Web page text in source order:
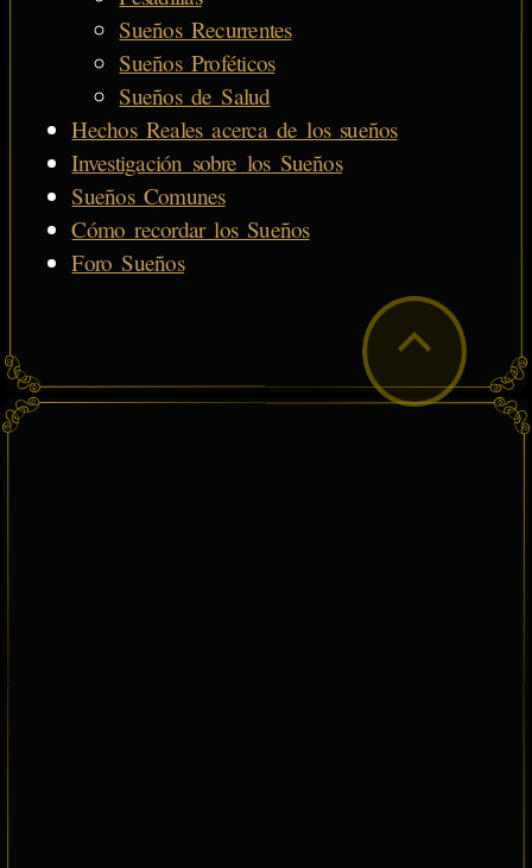
Sueños Recurrentes
Sueños Proféticos
Sueños de Salud
Hechos Reales acerca de los sueños
Investigación sobre los Sueños
Sueños Comunes
Cómo recordar los Sueños
Foro Sueños